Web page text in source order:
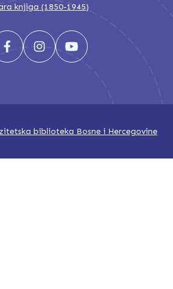
knjiga (1850-1945)
biblioteka Bosne i Hercegovine